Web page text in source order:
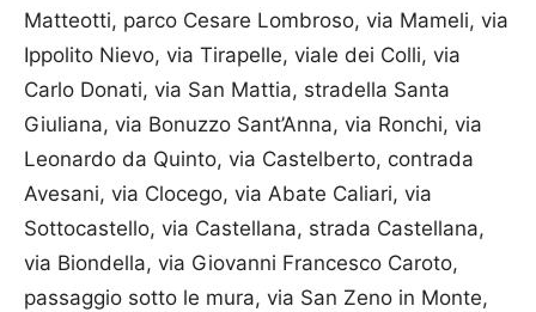
Matteotti, parco Cesare Lombroso, via Mameli, via
Ippolito Nievo, via Tirapelle, viale dei Colli, via
Carlo Donati, via San Mattia, stradella Santa
Giuliana, via Bonuzzo Sant’Anna, via Ronchi, via
Leonardo da Quinto, via Castelberto, contrada
Avesani, via Clocego, via Abate Caliari, via
Sottocastello, via Castellana, strada Castellana,
via Biondella, via Giovanni Francesco Caroto,
passaggio sotto le mura, via San Zeno in Monte,